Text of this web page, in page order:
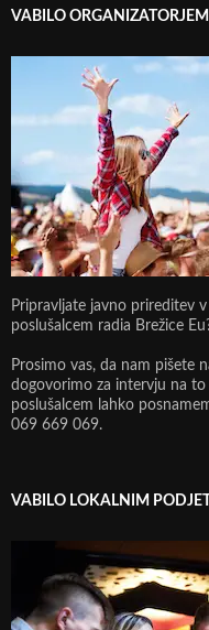
VABILO
Pripravljate javno prireditev
poslušalcem radia Brežice
Prosimo vas, da nam pišete
dogovorimo za intervju na
poslušalcem lahko
069 669 069.
VABILO LOKALNIM